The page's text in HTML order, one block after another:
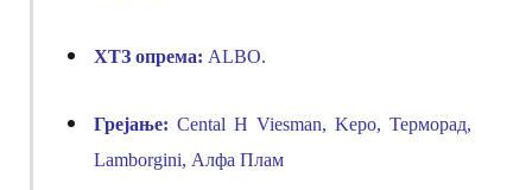
ХТЗ опрема: ALBO.
Грејање: Cental H Viesman, Kepo, Терморад,
Lamborgini, Алфа Плам